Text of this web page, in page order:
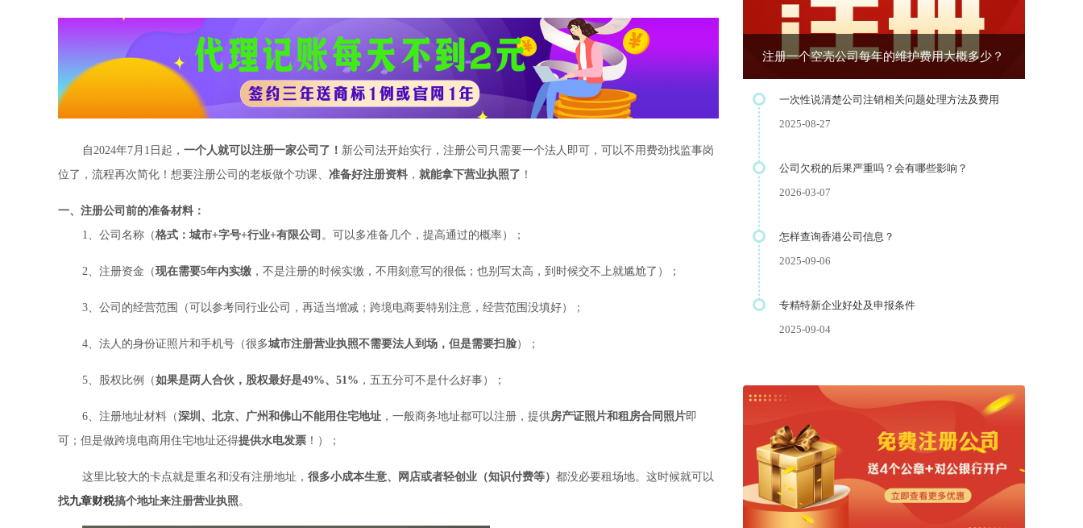
自2024年7月1日起， 一个人就可以注册一家公司了！ 新公司法开始实行，注册公司只需要一个法人即可，可以不用费劲找监事岗
位了，流程再次简化！想要注册公司的老板做个功课、 准备好注册资料 ， 就能拿下营业执照了 ！
一、注册公司前的准备材料：
1、公司名称（格式：城市+字号+行业+有限公司 。可以多准备几个，提高通过的概率）；
2、注册资金（现在需要5年内实缴 ，不是注册的时候实缴，不用刻意写的很低；也别写太高，到时候交不上就尴尬了）；
3、公司的经营范围（可以参考同行业公司，再适当增减；跨境电商要特别注意，经营范围没填好）；
4、法人的身份证照片和手机号（很多城市注册营业执照不需要法人到场，但是需要扫脸）；
5、股权比例（如果是两人合伙，股权最好是49%、51% ，五五分可不是什么好事）；
6、注册地址材料（深圳、北京、广州和佛山不能用住宅地址 ，一般商务地址都可以注册，提供房产证照片和租房合同照片即
可；但是做跨境电商用住宅地址还得提供水电发票 ！）；
这里比较大的卡点就是重名和没有注册地址， 很多小成本生意、网店或者轻创业（知识付费等） 都没必要租场地。这时候就可以
找九章财税搞个地址来注册营业执照。
注册一个空壳公司每年的维护费用大概多少？
一次性说清楚公司注销相关问题处理方法及费用
2025-08-27
公司欠税的后果严重吗？会有哪些影响？
2026-03-07
怎样查询香港公司信息？
2025-09-06
专精特新企业好处及申报条件
2025-09-04